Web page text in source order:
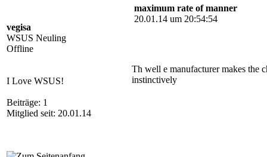
vegisa
WSUS Neuling
Offline
I Love WSUS!
Beiträge: 1
Mitglied seit: 20.01.14
maximum rate of manner
20.01.14 um 20:54:54
Th well e manufacturer makes the
instinctively